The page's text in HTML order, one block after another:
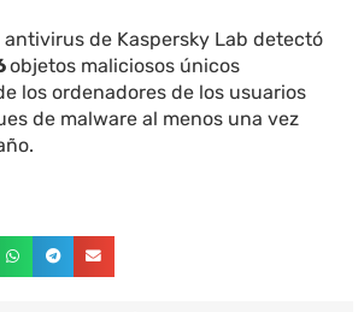
antivirus de Kaspersky Lab detectó
objetos maliciosos únicos
los ordenadores de los usuarios
de malware al menos una vez